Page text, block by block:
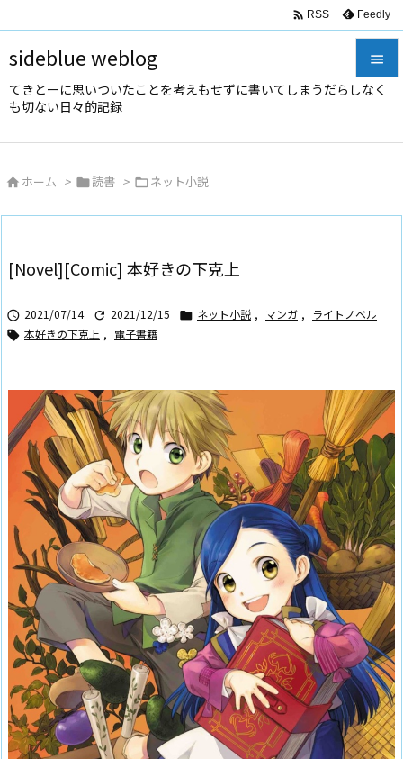
sideblue weblog
てきとーに思いついたことを考えもせずに書いてしまうだらしなく
も切ない日々的記録



 RSS Feedly
 ホーム > 読書 > ネット小説
[Novel][Comic] 本好きの下克上
 2021/07/14  2021/12/15  ネット小説 , マンガ , ライトノベル
 本好きの下克上 , 電子書籍